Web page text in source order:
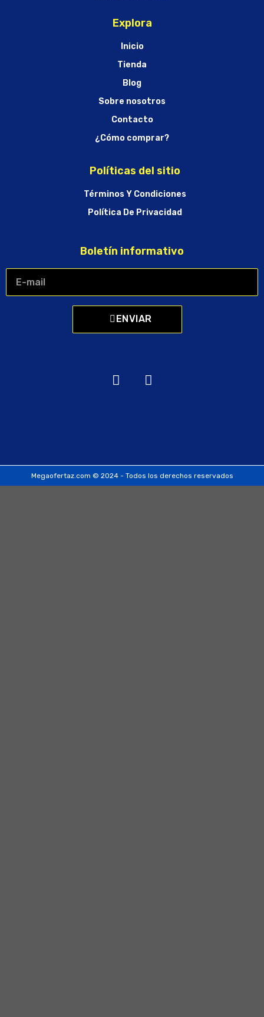
Explora
Inicio
Tienda
Blog
Sobre nosotros
Contacto
¿Cómo comprar?
Políticas del sitio
Términos Y Condiciones
Política De Privacidad
Boletín informativo
ENVIAR
Megaofertaz.com © 2024 - Todos los derechos reservados